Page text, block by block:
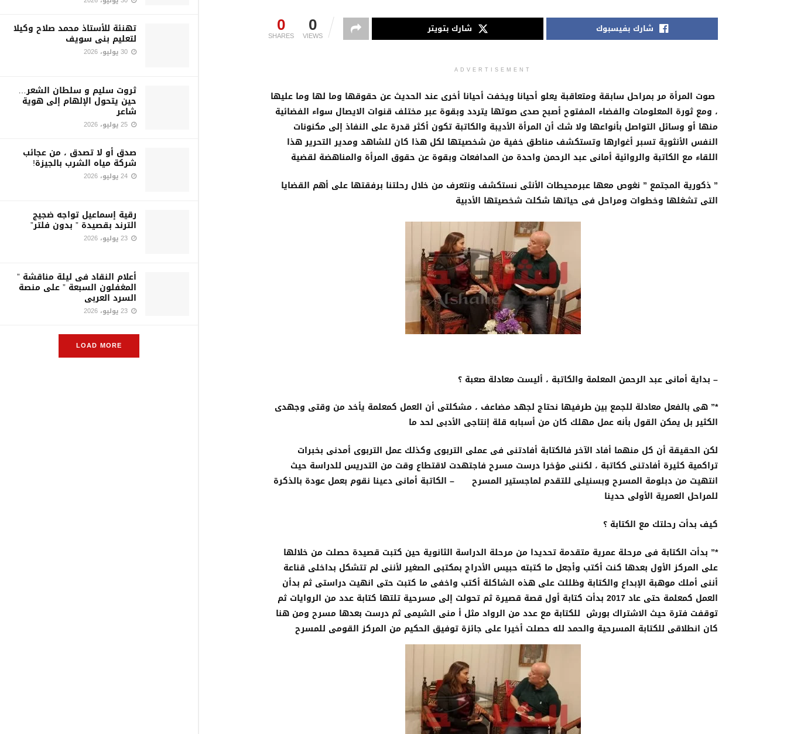
تهنئة للأستاذ محمد صلاح وكيلا
لتعليم بنى سويف
ثروت سليم و سلطان الشعر…
حين يتحول الإلهام إلى هوية
شاعر
صدق أو لا تصدق ، من عجائب
شركة مياه الشرب بالجيزة!
رقية إسماعيل تواجه ضجيج
الترند بقصيدة ” بدون فلتر”
أعلام النقاد فى ليلة مناقشة ”
المغفلون السبعة ” على منصة
السرد العربى
LOAD MORE
0
SHARES 0
VIEWS
شارك بفيسبوك شارك بتويتر
ADVERTISEMENT
صوت المرأة مر بمراحل سابقة ومتعاقبة يعلو أحيانا ويخفت أحيانا أخرى عند الحديث عن حقوقها وما لها وما عليها
، ومع ثورة المعلومات والفضاء المفتوح أصبح صدى صوتها يتردد وبقوة عبر مختلف قنوات الايصال سواء الفضائية
منها أو وسائل التواصل بأنواعها ولا شك أن المرأة الأديبة والكاتبة تكون أكثر قدرة على النفاذ إلى مكنونات
النفس الأنثوية تسبر أغوارها وتستكشف مناطق خفية من شخصيتها لكل هذا كان للشاهد ومدير التحرير هذا
اللقاء مع الكاتبة والروائية أمانى عبد الرحمن واحدة من المدافعات وبقوة عن حقوق المرأة والمناهضة لقضية
” ذكورية المجتمع ” نغوص معها عبرمحيطات الأنثى نستكشف ونتعرف من خلال رحلتنا برفقتها على أهم القضايا
التى تشغلها وخطوات ومراحل فى حياتها شكلت شخصيتها الأدبية
– بداية أمانى عبد الرحمن المعلمة والكاتبة ، أليست معادلة صعبة ؟
*” هى بالفعل معادلة للجمع بين طرفيها نحتاج لجهد مضاعف ، مشكلتى أن العمل كمعلمة يأخد من وقتى وجهدى
الكثير بل يمكن القول بأنه عمل مهلك كان من أسبابه قلة إنتاجى الأدبى لحد ما
لكن الحقيقة أن كل منهما أفاد الآخر فالكتابة أفادتنى فى عملى التربوى وكذلك عمل التربوى أمدنى بخبرات
تراكمية كثيرة أفادتنى ككاتبة ، لكننى مؤخرا درست مسرح فاجتهدت لاقتطاع وقت من التدريس للدراسة حيث
انتهيت من دبلومة المسرح وبسنيلى للتقدم لماجستير المسرح – الكاتبة أمانى دعينا نقوم بعمل عودة بالذكرة
للمراحل العمرية الأولى حدينا
كيف بدأت رحلتك مع الكتابة ؟
*” بدأت الكتابة فى مرحلة عمرية متقدمة تحديدا من مرحلة الدراسة الثانوية حين كتبت قصيدة حصلت من خلالها
على المركز الأول بعدها كنت أكتب وأجعل ما كتبته حبيس الأدراج بمكتبى الصغير لأننى لم تتشكل بداخلى قناعة
أننى أملك موهبة الإبداع والكتابة وظللت على هذه الشاكلة أكتب واخفى ما كتبت حتى انهيت دراستى ثم بدأن
العمل كمعلمة حتى عاد 2017 بدأت كتابة أول قصة قصيرة ثم تحولت إلى مسرحية تلتها كتابة عدد من الروايات ثم
توقفت فترة حيث الاشتراك بورش للكتابة مع عدد من الرواد مثل أ منى الشيمى ثم درست بعدها مسرح ومن هنا
كان انطلاقى للكتابة المسرحية والحمد لله حصلت أخيرا على جائزة توفيق الحكيم من المركز القومى للمسرح